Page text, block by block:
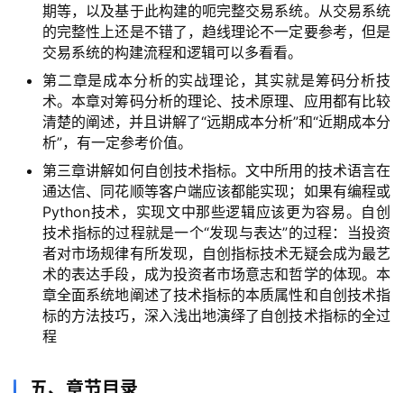
期等，以及基于此构建的呃完整交易系统。从交易系统
的完整性上还是不错了，趋线理论不一定要参考，但是
交易系统的构建流程和逻辑可以多看看。
第二章是成本分析的实战理论，其实就是筹码分析技
术。本章对筹码分析的理论、技术原理、应用都有比较
清楚的阐述，并且讲解了“远期成本分析”和“近期成本分
析”，有一定参考价值。
第三章讲解如何自创技术指标。文中所用的技术语言在
通达信、同花顺等客户端应该都能实现；如果有编程或
Python技术，实现文中那些逻辑应该更为容易。自创
技术指标的过程就是一个“发现与表达”的过程：当投资
者对市场规律有所发现，自创指标技术无疑会成为最艺
术的表达手段，成为投资者市场意志和哲学的体现。本
章全面系统地阐述了技术指标的本质属性和自创技术指
标的方法技巧，深入浅出地演绎了自创技术指标的全过
程
五、章节目录